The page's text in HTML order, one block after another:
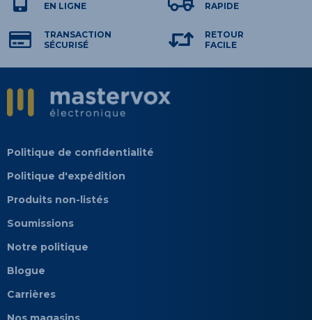
EN LIGNE
RAPIDE
TRANSACTION
SÉCURISÉ
RETOUR
FACILE
Politique de confidentialité
Politique d'expédition
Produits non-listés
Soumissions
Notre politique
Blogue
Carrières